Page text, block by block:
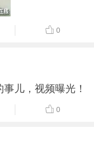
0
儿，视频曝光！
0